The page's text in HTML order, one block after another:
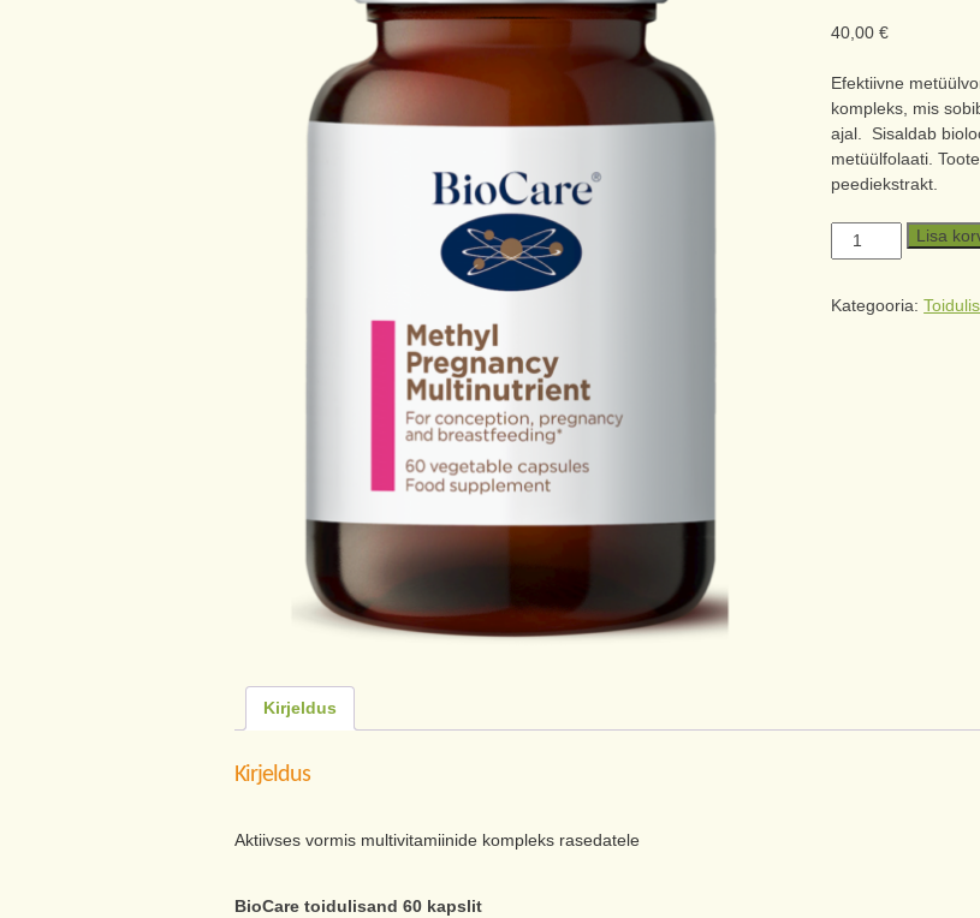
40,00€
Efektiivne
kompleks, mis
ajal. Sisaldab
metüülfolaati.
peediekstrakt.
Lisa
Kategooria:
Kirjeldus
Kirjeldus
Aktiivses vormis multivitamiinide kompleks rasedatele
BioCare toidulisand 60 kapslit